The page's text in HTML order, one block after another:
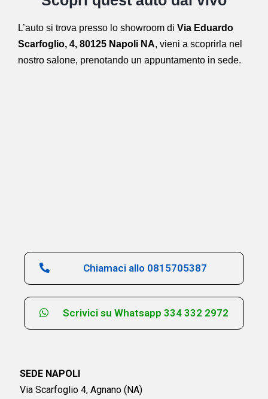
L’auto si trova presso lo showroom di Via Eduardo
Scarfoglio, 4, 80125 Napoli NA, vieni a scoprirla nel
nostro salone, prenotando un appuntamento in sede.
Chiamaci allo 0815705387
Scrivici su Whatsapp 334 332 2972
SEDE NAPOLI
Via Scarfoglio 4, Agnano (NA)